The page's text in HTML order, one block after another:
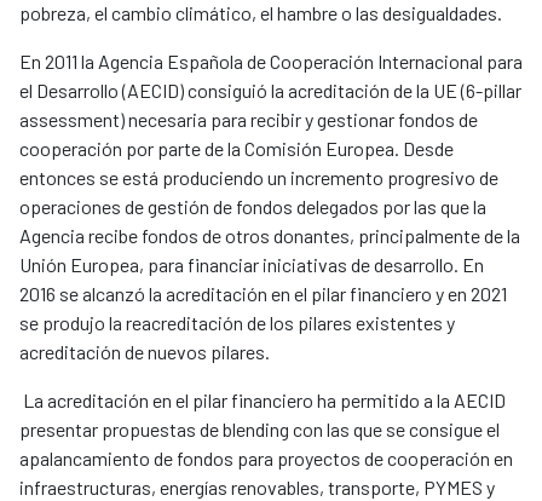
pobreza, el cambio climático, el hambre o las desigualdades.
En 2011 la Agencia Española de Cooperación Internacional para
el Desarrollo (AECID) consiguió la acreditación de la UE (6-pillar
assessment) necesaria para recibir y gestionar fondos de
cooperación por parte de la Comisión Europea. Desde
entonces se está produciendo un incremento progresivo de
operaciones de gestión de fondos delegados por las que la
Agencia recibe fondos de otros donantes, principalmente de la
Unión Europea, para financiar iniciativas de desarrollo. En
2016 se alcanzó la acreditación en el pilar financiero y en 2021
se produjo la reacreditación de los pilares existentes y
acreditación de nuevos pilares.
La acreditación en el pilar financiero ha permitido a la AECID
presentar propuestas de blending con las que se consigue el
apalancamiento de fondos para proyectos de cooperación en
infraestructuras, energías renovables, transporte, PYMES y